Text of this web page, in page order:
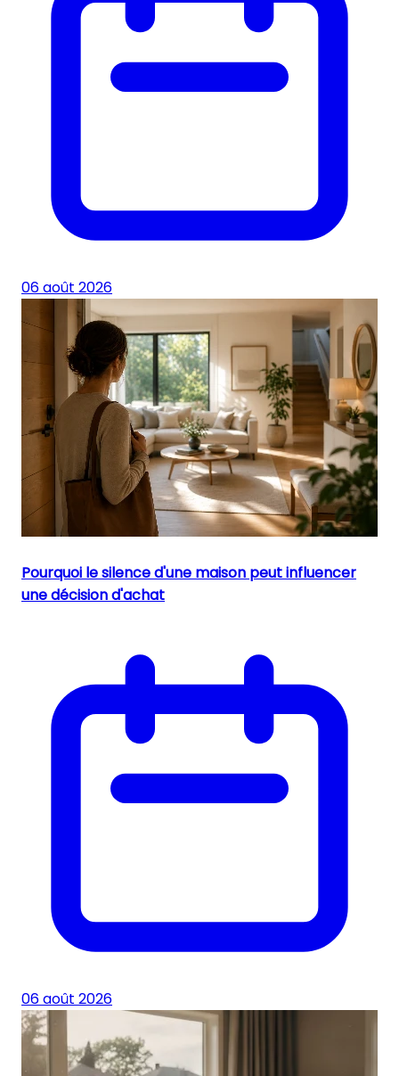
06 août 2026
Pourquoi le silence d'une maison peut influencer
une décision d'achat
06 août 2026